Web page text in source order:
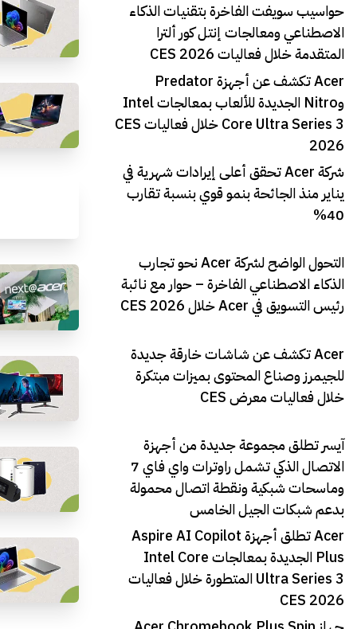
حواسيب سويفت الفاخرة بتقنيات الذكاء
الاصطناعي ومعالجات إنتل كور ألترا
المتقدمة خلال فعاليات CES 2026
Acer تكشف عن أجهزة Predator
وNitro الجديدة للألعاب بمعالجات Intel
Core Ultra Series 3 خلال فعاليات CES
2026
شركة Acer تحقق أعلى إيرادات شهرية في
يناير منذ الجائحة بنمو قوي بنسبة تقارب
40%
التحول الواضح لشركة Acer نحو تجارب
الذكاء الاصطناعي الفاخرة – حوار مع نائبة
رئيس التسويق في Acer خلال CES 2026
Acer تكشف عن شاشات خارقة جديدة
للجيمرز وصناع المحتوى بميزات مبتكرة
خلال فعاليات معرض CES
آيسر تطلق مجموعة جديدة من أجهزة
الاتصال الذكي تشمل راوترات واي فاي 7
وماسحات شبكية ونقطة اتصال محمولة
بدعم شبكات الجيل الخامس
Acer تطلق أجهزة Aspire AI Copilot
Plus الجديدة بمعالجات Intel Core
Ultra Series 3 المتطورة خلال فعاليات
CES 2026